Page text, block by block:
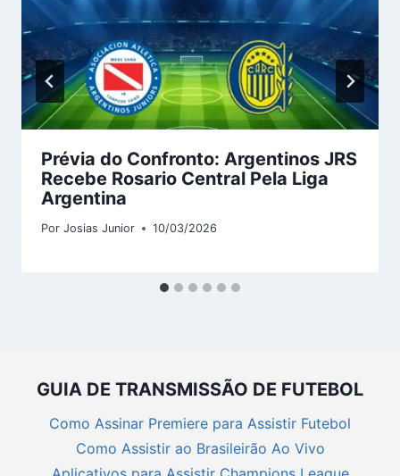
Prévia do Confronto: Argentinos JRS
Recebe Rosario Central Pela Liga
Argentina
Por Josias Junior 10/03/2026
GUIA DE TRANSMISSÃO DE FUTEBOL
Como Assinar Premiere para Assistir Futebol
Como Assistir ao Brasileirão Ao Vivo